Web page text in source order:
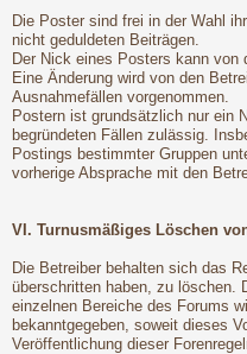
Die Poster sind frei in der Wahl
nicht geduldeten Beiträgen.
Der Nick eines Posters kann von
Eine Änderung wird von den
Ausnahmefällen vorgenommen.
Postern ist grundsätzlich nur ein
begründeten Fällen zulässig.
Postings bestimmter Gruppen
vorherige Absprache mit den
VI. Turnusmäßiges Löschen
Die Betreiber behalten sich das
überschritten haben, zu löschen.
einzelnen Bereiche des Forums
bekanntgegeben, soweit dieses
Veröffentlichung dieser